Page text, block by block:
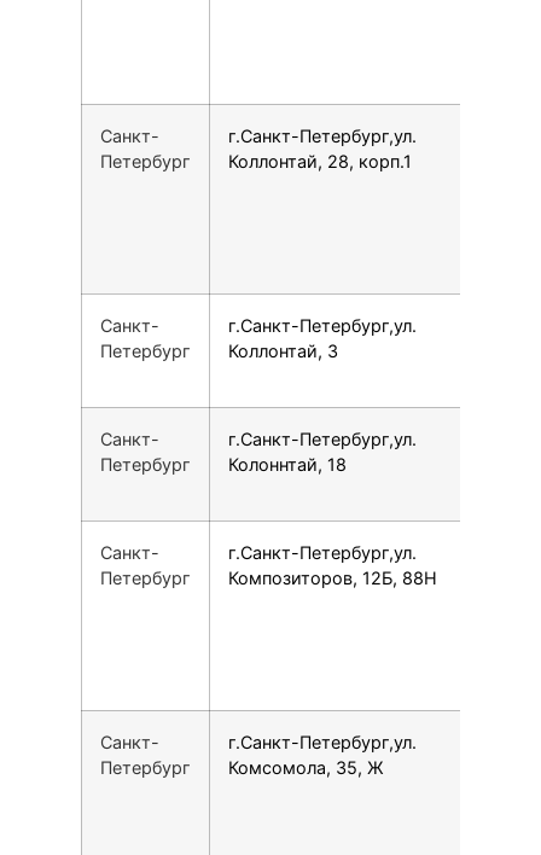
Санкт-
Петербург
г.Санкт-Петербург,ул.
Коллонтай, 28, корп.1
Санкт-
Петербург
г.Санкт-Петербург,ул.
Коллонтай, 3
Санкт-
Петербург
г.Санкт-Петербург,ул.
Колоннтай, 18
Санкт-
Петербург
г.Санкт-Петербург,ул.
Композиторов, 12Б, 88Н
Санкт-
Петербург
г.Санкт-Петербург,ул.
Комсомола, 35, Ж